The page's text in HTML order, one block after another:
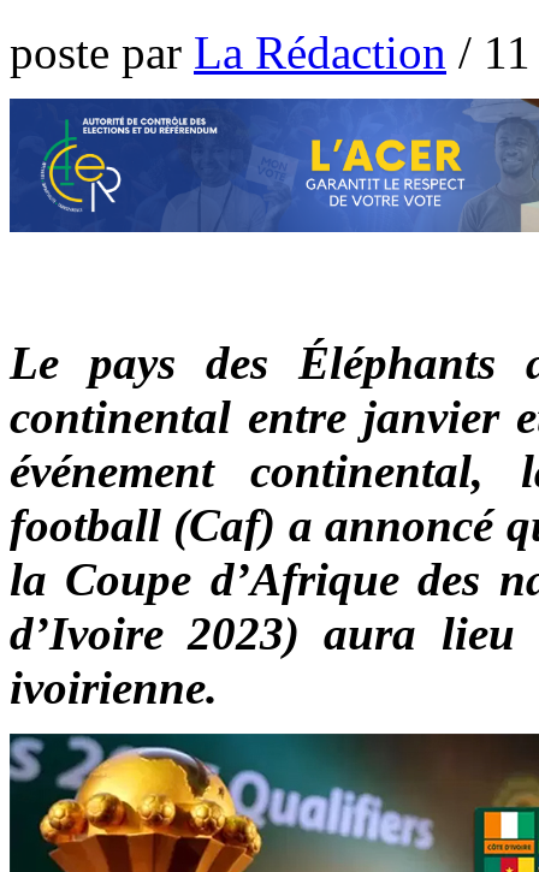
poste par La Rédaction /
Le pays des
continental entre janvier
événement
football (Caf) a annoncé
la Coupe d’Afrique des
d’Ivoire 2023) aura
ivoirienne.